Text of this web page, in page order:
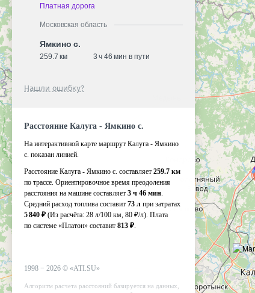
Платная дорога
Московская область
Ямкино с.
259.7 км 3 ч 46 мин в пути
Нашли ошибку?
Расстояние Калуга - Ямкино с.
На интерактивной карте маршрут Калуга - Ямкино
с. показан линией.
Расстояние Калуга - Ямкино с. составляет 259.7 км
по трассе. Ориентировочное время преодоления
расстояния на машине составляет 3 ч 46 мин.
Средний расход топлива составит 73 л при затратах
5 840 ₽ (Из расчёта: 28 л/100 км, 80 ₽/л). Плата
по системе «Платон» составит 813 ₽.
1998 − 2026 © «ATI.SU»
Алгоритм расчета расстояний базируется на данных,